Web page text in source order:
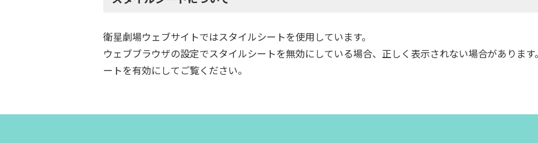
衛星劇場ウェブサイトではスタイルシートを使用しています。
ウェブブラウザの設定でスタイルシートを無効にしている場合、正しく表示されない場合がありま
ートを有効にしてご覧ください。